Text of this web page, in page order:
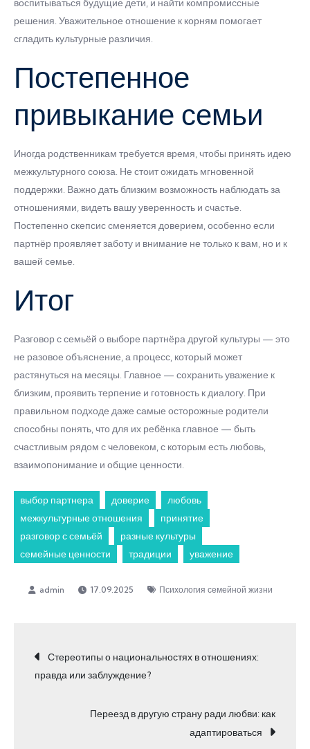
воспитываться будущие дети, и найти компромиссные
решения. Уважительное отношение к корням помогает
сгладить культурные различия.
Постепенное
привыкание семьи
Иногда родственникам требуется время, чтобы принять идею
межкультурного союза. Не стоит ожидать мгновенной
поддержки. Важно дать близким возможность наблюдать за
отношениями, видеть вашу уверенность и счастье.
Постепенно скепсис сменяется доверием, особенно если
партнёр проявляет заботу и внимание не только к вам, но и к
вашей семье.
Итог
Разговор с семьёй о выборе партнёра другой культуры — это
не разовое объяснение, а процесс, который может
растянуться на месяцы. Главное — сохранить уважение к
близким, проявить терпение и готовность к диалогу. При
правильном подходе даже самые осторожные родители
способны понять, что для их ребёнка главное — быть
счастливым рядом с человеком, с которым есть любовь,
взаимопонимание и общие ценности.
выбор партнера доверие
любовь
межкультурные отношения
принятие
разговор с семьёй
разные культуры
семейные ценности
традиции уважение
17.09.2025 Психология семейной жизни
Навигация
по
записям
Стереотипы о национальностях в отношениях:
правда или заблуждение?
Переезд в другую страну ради любви: как
адаптироваться